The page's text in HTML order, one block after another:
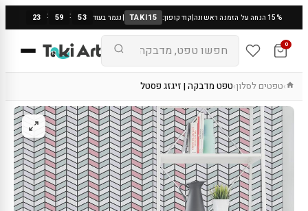
15% הנחה על הזמנה ראשונה |קוד קופון: TAKI15
|נגמר בעוד 23 : 59 : 53
0
›טפטים לסלון›טפט מדבקה | זיגזג פסטל